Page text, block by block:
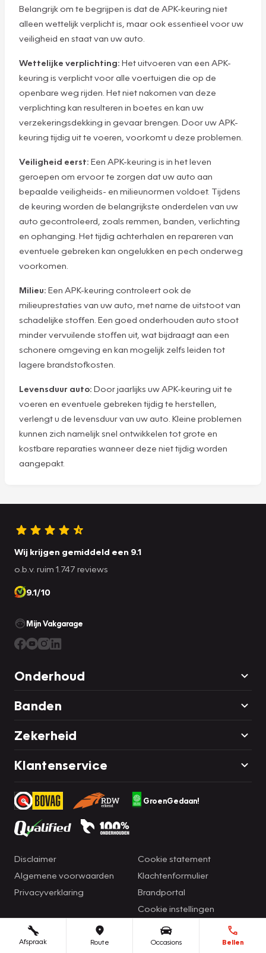
Belangrijk om te begrijpen is dat de APK-keuring niet
alleen wettelijk verplicht is, maar ook essentieel voor uw
veiligheid en staat van uw auto.
Wettelijke verplichting: Het uitvoeren van een APK-
keuring is verplicht voor alle voertuigen die op de
openbare weg rijden. Het niet nakomen van deze
verplichting kan resulteren in boetes en kan uw
verzekeringsdekking in gevaar brengen. Door uw APK-
keuring tijdig uit te voeren, voorkomt u deze problemen.
Veiligheid eerst: Een APK-keuring is in het leven
geroepen om ervoor te zorgen dat uw auto aan
bepaalde veiligheids- en milieunormen voldoet. Tijdens
de keuring worden de belangrijkste onderdelen van uw
auto gecontroleerd, zoals remmen, banden, verlichting
en ophanging. Het tijdig achterhalen en repareren van
eventuele gebreken kan ongelukken en pech onderweg
voorkomen.
Milieu: Een APK-keuring controleert ook de
milieuprestaties van uw auto, met name de uitstoot van
schadelijke stoffen. Een goed onderhouden auto stoot
minder vervuilende stoffen uit, wat bijdraagt aan een
schonere omgeving en kan mogelijk zelfs leiden tot
lagere brandstofkosten.
Levensduur auto: Door jaarlijks uw APK-keuring uit te
voeren en eventuele gebreken tijdig te herstellen,
verlengt u de levensduur van uw auto. Kleine problemen
kunnen zich namelijk snel ontwikkelen tot grote en
kostbare reparaties wanneer deze niet tijdig worden
aangepakt.
Afspraak Route Occasions Bellen
Wij krijgen gemiddeld een 9.1
o.b.v. ruim 1.747 reviews
9.1/10
Mijn Vakgarage
Onderhoud
Banden
Zekerheid
Klantenservice
GroenGedaan!
Disclaimer
Algemene voorwaarden
Privacyverklaring
Cookie statement
Klachtenformulier
Brandportal
Cookie instellingen